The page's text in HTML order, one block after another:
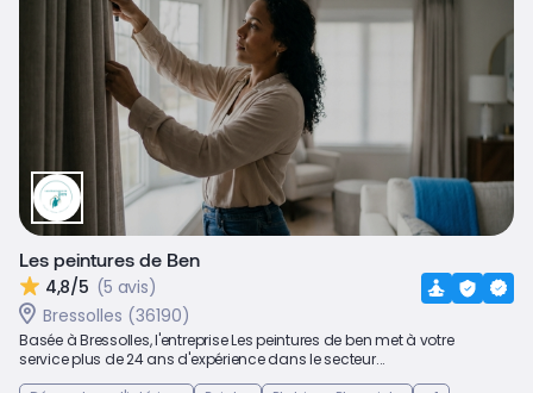
Les peintures de Ben
4,8/5 (5 avis)
Bressolles (36190)
Basée à Bressolles, l'entreprise Les peintures de ben met à votre
service plus de 24 ans d'expérience dans le secteur...